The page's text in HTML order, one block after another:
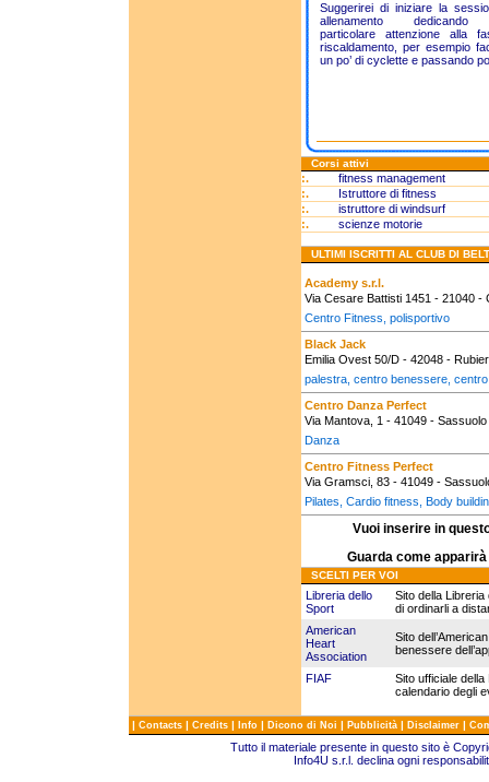
Suggerirei di iniziare la
allenamento dedicando
particolare attenzione alla
riscaldamento, per esempio
un po’ di cyclette e passando
Corsi attivi
:.
fitness management
:.
Istruttore di fitness
:.
istruttore di windsurf
:.
scienze motorie
ULTIMI ISCRITTI AL CLUB DI
Academy s.r.l.
Via Cesare Battisti 1451 - 21040 -
Centro Fitness, polisportivo
Black Jack
Emilia Ovest 50/D - 42048 -
palestra, centro benessere,
Centro Danza Perfect
Via Mantova, 1 - 41049 -
Danza
Centro Fitness Perfect
Via Gramsci, 83 - 41049 -
Pilates, Cardio fitness, Body
Vuoi inserire in
Guarda come
SCELTI PER VOI
Libreria dello
Sport
Sito della
di ordinarli a
American
Heart
Association
Sito
benessere
FIAF
Sito ufficiale
calendario degli
| Contacts | Credits | Info | Dicono di Noi | Pubblicità | Disclaimer |
Tutto il materiale presente in questo sito è
Info4U s.r.l. declina ogni